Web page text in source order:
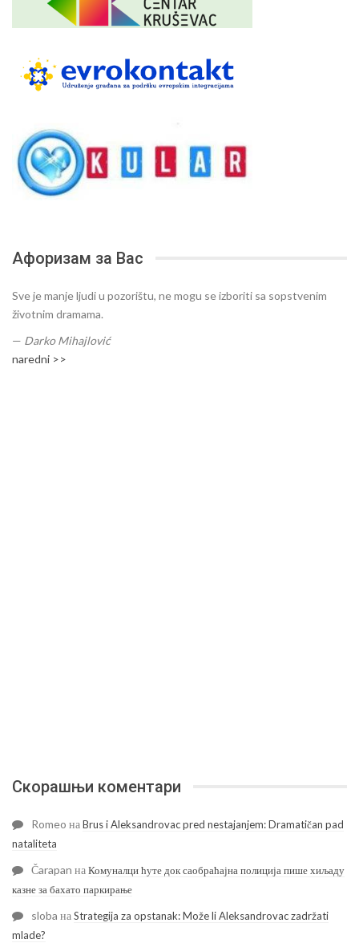
Афоризам за Вас
Sve je manje ljudi u pozorištu, ne mogu se izboriti sa sopstvenim
životnim dramama.
— Darko Mihajlović
naredni >>
Скорашњи коментари
Romeo наBrus i Aleksandrovac pred nestajanjem: Dramatičan pad
nataliteta
Čarapan наКомуналци ћуте док саобраћајна полиција пише хиљаду
казне за бахато паркирање
sloba наStrategija za opstanak: Može li Aleksandrovac zadržati
mlade?